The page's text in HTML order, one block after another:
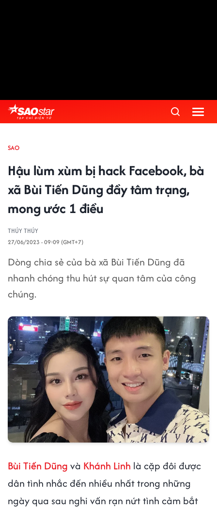
SAO
Hậu lùm xùm bị hack Facebook, bà
xã Bùi Tiến Dũng đầy tâm trạng,
mong ước 1 điều
THÚY THÚY
27/06/2023 - 09:09 (GMT+7)
Dòng chia sẻ của bà xã Bùi Tiến Dũng đã
nhanh chóng thu hút sự quan tâm của công
chúng.
Bùi Tiến Dũng và Khánh Linh là cặp đôi được
dân tình nhắc đến nhiều nhất trong những
ngày qua sau nghi vấn rạn nứt tình cảm bắt